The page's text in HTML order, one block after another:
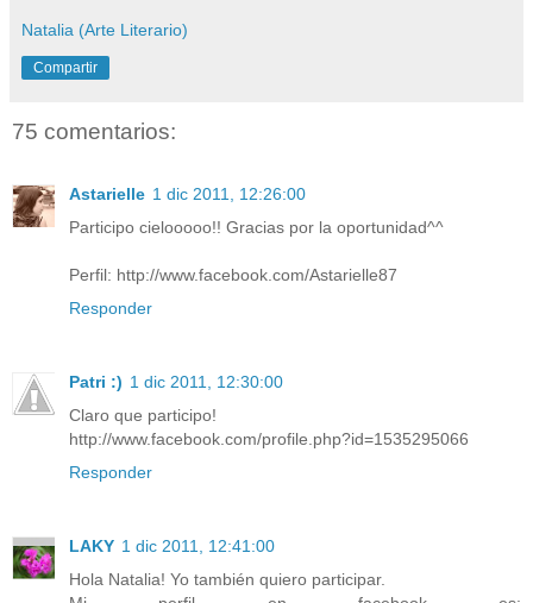
Natalia (Arte Literario)
Compartir
75 comentarios:
Astarielle 1 dic 2011, 12:26:00
Participo cielooooo!! Gracias por la oportunidad^^
Perfil: http://www.facebook.com/Astarielle87
Responder
Patri :) 1 dic 2011, 12:30:00
Claro que participo!
http://www.facebook.com/profile.php?id=1535295066
Responder
LAKY 1 dic 2011, 12:41:00
Hola Natalia! Yo también quiero participar.